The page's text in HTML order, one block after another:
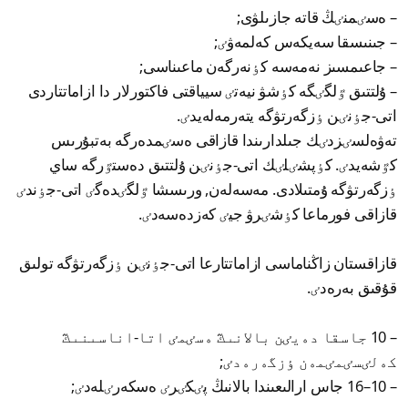
– ەسٸمنٸڭ قاتە جازىلۋى;
– جىنىسقا سەيكەس كەلمەۋٸ;
– جاعىمسىز نەمەسە كٶنەرگەن ماعىناسى;
– ۇلتتىق ٷلگٸگە كٶشۋ نيەتٸ سيياقتى فاكتورلار دا ازاماتتاردى
اتى-جٶنٸن ٶزگەرتۋگە يتەرمەلەيدٸ.
تەۋەلسٸزدٸك جىلدارىندا قازاقى ەسٸمدەرگە بەتبۇرىس
كٷشەيدٸ. كٶپشٸلٸك اتى-جٶنٸن ۇلتتىق دەستٷرگە ساي
ٶزگەرتۋگە ۇمتىلادى. مەسەلەن, ورىسشا ٷلگٸدەگٸ اتى-جٶندٸ
قازاقى فورماعا كٶشٸرۋ جيٸ كەزدەسەدٸ.
قازاقستان زاڭناماسى ازاماتتارعا اتى-جٶنٸن ٶزگەرتۋگە تولىق
قۇقىق بەرەدٸ.
– 10 جاسقا دەيٸن بالانىڭ ەسٸمٸ اتا-اناسىنىڭ
كەلٸسٸمٸمەن ٶزگەرەدٸ;
– 10–16 جاس ارالىعىندا بالانىڭ پٸكٸرٸ ەسكەرٸلەدٸ;